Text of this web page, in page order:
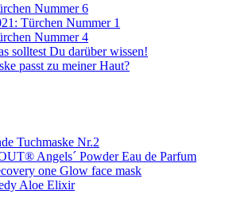
Nummer 6
Türchen Nummer 1
Nummer 4
solltest Du darüber wissen!
passt zu meiner Haut?
Tuchmaske Nr.2
Angels´ Powder Eau de Parfum
one Glow face mask
Aloe Elixir